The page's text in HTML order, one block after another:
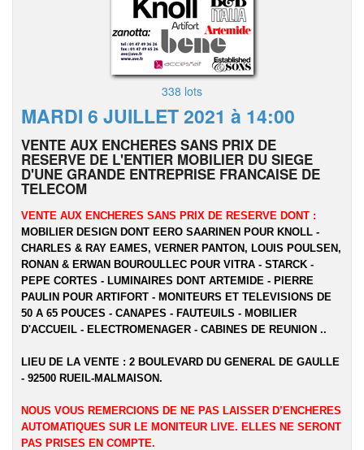
338 lots
MARDI 6 JUILLET 2021 à 14:00
VENTE AUX ENCHERES SANS PRIX DE
RESERVE DE L'ENTIER MOBILIER DU SIEGE
D'UNE GRANDE ENTREPRISE FRANCAISE DE
TELECOM
VENTE AUX ENCHERES SANS PRIX DE RESERVE DONT :
MOBILIER DESIGN DONT EERO SAARINEN POUR KNOLL -
CHARLES & RAY EAMES, VERNER PANTON, LOUIS POULSEN,
RONAN & ERWAN BOUROULLEC POUR VITRA - STARCK -
PEPE CORTES - LUMINAIRES DONT ARTEMIDE - PIERRE
PAULIN POUR ARTIFORT - MONITEURS ET TELEVISIONS DE
50 A 65 POUCES - CANAPES - FAUTEUILS - MOBILIER
D'ACCUEIL - ELECTROMENAGER - CABINES DE REUNION ..
LIEU DE LA VENTE : 2 BOULEVARD DU GENERAL DE GAULLE
- 92500 RUEIL-MALMAISON.
NOUS VOUS REMERCIONS DE NE PAS LAISSER D’ENCHERES
AUTOMATIQUES SUR LE MONITEUR LIVE. ELLES NE SERONT
PAS PRISES EN COMPTE.